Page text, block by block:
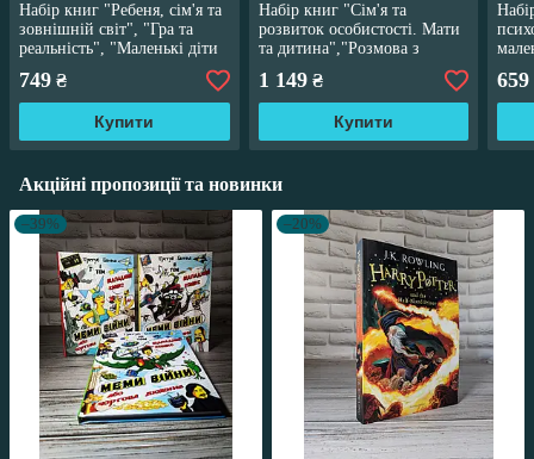
Набір книг "Ребеня, сім'я та
зовнішній світ", "Гра та
реальність", "Маленькі діти
749 ₴
Купити
Набір книг "Сім'я та
розвиток особистості. Мати
та дитина","Розмова з
батьками","Ребенок, семья и
внешний мир"
1 149₴
Купити
світ"
659
Акційні пропозиції та новинки
–39% –20%